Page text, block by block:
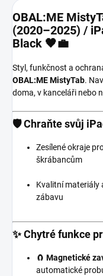
OBAL:ME
(2020–2025) /
Black 🖤💼
Styl, funkčnost a
OBAL:ME MistyTab.
doma, v kanceláři nebo
🛡️Chraňte svůj
Zesílené okraje
škrábancům
Kvalitní materiály
zábavu
✨Chytré funkce
🧲 Magnetické
automatické